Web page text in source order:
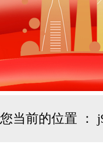
您当前的位置 ：